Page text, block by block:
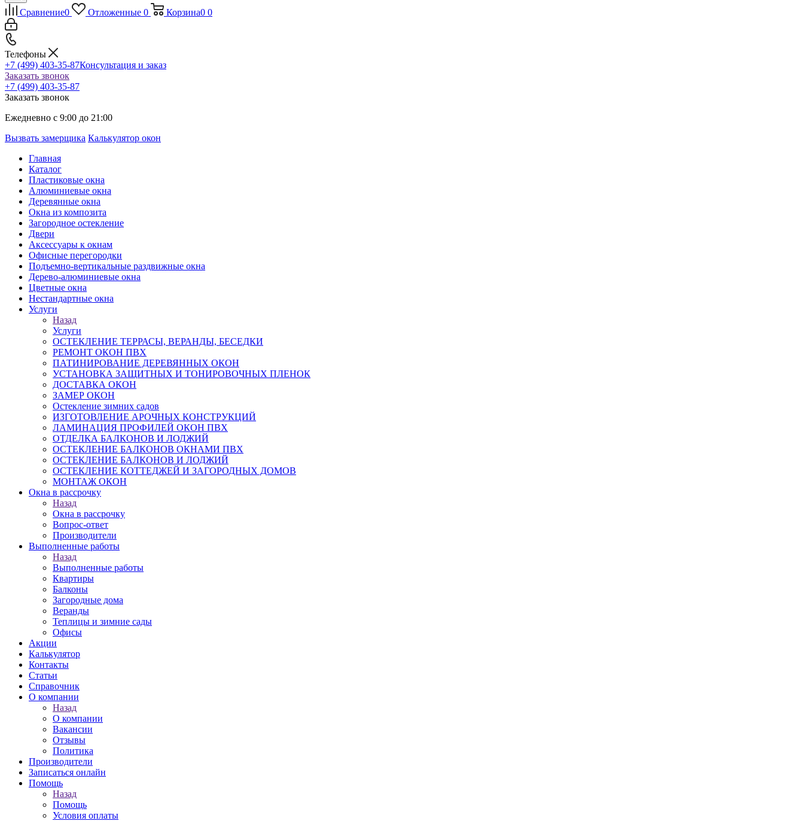
Сравнение0 Отложенные 0 Корзина0 0
Телефоны
+7 (499) 403-35-87Консультация и заказ
Заказать звонок
+7 (499) 403-35-87
Заказать звонок
Ежедневно с 9:00 до 21:00
Вызвать замерщика Калькулятор окон
Главная
Каталог
Пластиковые окна
Алюминиевые окна
Деревянные окна
Окна из композита
Загородное остекление
Двери
Аксессуары к окнам
Офисные перегородки
Подъемно-вертикальные раздвижные окна
Дерево-алюминиевые окна
Цветные окна
Нестандартные окна
Услуги
Назад
Услуги
ОСТЕКЛЕНИЕ ТЕРРАСЫ, ВЕРАНДЫ, БЕСЕДКИ
РЕМОНТ ОКОН ПВХ
ПАТИНИРОВАНИЕ ДЕРЕВЯННЫХ ОКОН
УСТАНОВКА ЗАЩИТНЫХ И ТОНИРОВОЧНЫХ ПЛЕНОК
ДОСТАВКА ОКОН
ЗАМЕР ОКОН
Остекление зимних садов
ИЗГОТОВЛЕНИЕ АРОЧНЫХ КОНСТРУКЦИЙ
ЛАМИНАЦИЯ ПРОФИЛЕЙ ОКОН ПВХ
ОТДЕЛКА БАЛКОНОВ И ЛОДЖИЙ
ОСТЕКЛЕНИЕ БАЛКОНОВ ОКНАМИ ПВХ
ОСТЕКЛЕНИЕ БАЛКОНОВ И ЛОДЖИЙ
ОСТЕКЛЕНИЕ КОТТЕДЖЕЙ И ЗАГОРОДНЫХ ДОМОВ
МОНТАЖ ОКОН
Окна в рассрочку
Назад
Окна в рассрочку
Вопрос-ответ
Производители
Выполненные работы
Назад
Выполненные работы
Квартиры
Балконы
Загородные дома
Веранды
Теплицы и зимние сады
Офисы
Акции
Калькулятор
Контакты
Статьи
Справочник
О компании
Назад
О компании
Вакансии
Отзывы
Политика
Производители
Записаться онлайн
Помощь
Назад
Помощь
Условия оплаты